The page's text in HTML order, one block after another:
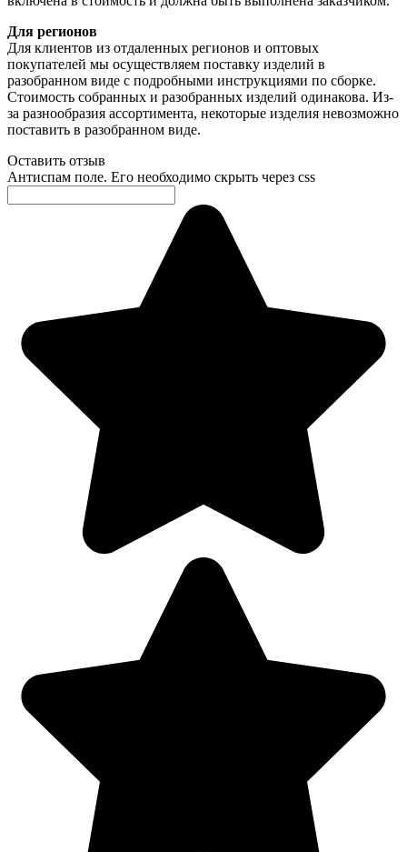
Для регионов
Для клиентов из отдаленных регионов и оптовых
покупателей мы осуществляем поставку изделий в
разобранном виде с подробными инструкциями по сборке.
Стоимость собранных и разобранных изделий одинакова. Из-
за разнообразия ассортимента, некоторые изделия невозможно
поставить в разобранном виде.
Оставить отзыв
Антиспам поле. Его необходимо скрыть через css